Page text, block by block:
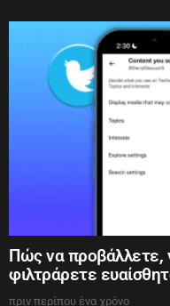
Πώς να προβάλλετε,
φιλτράρετε
πριν περίπου ένα χρόνο